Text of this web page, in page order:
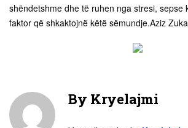
shëndetshme dhe të ruhen nga stresi, sepse
faktor që shkaktojnë këtë sëmundje.Aziz Zuka
By Kryelajmi